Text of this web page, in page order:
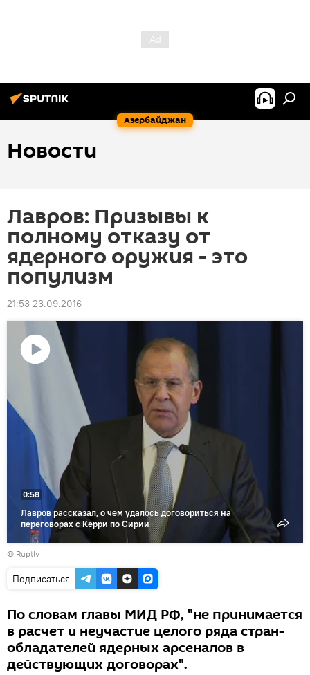
Азербайджан
Новости
Лавров: Призывы к
полному отказу от
ядерного оружия - это
популизм
21:53 23.09.2016
Воспроизвести
Лавров рассказал, о чем удалось договориться на
переговорах с Керри по Сирии
0:58
© Ruptly
Подписаться
По словам главы МИД РФ, "не принимается
в расчет и неучастие целого ряда стран-
обладателей ядерных арсеналов в
действующих договорах".